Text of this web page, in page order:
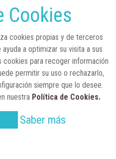
"Razones de Peso" para
obesidad
Nacional de Farmacia: un
actual
Cookies
cookies propias y de terceros
a optimizar su visita a sus
cookies para recoger información
permitir su uso o rechazarlo,
siempre que lo desee.
nuestra Política de Cookies.
Saber más